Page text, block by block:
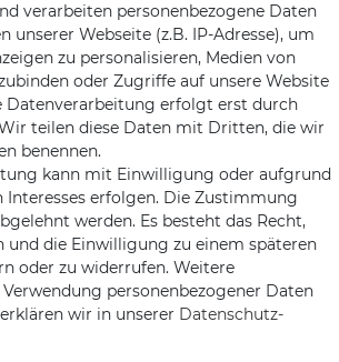
Jochim-Klindt-Str. 5
22926 Ahrensburg
auf Facebook
auf Twitter
Schnellversand auf YouTube
Schnellversand auf
Schnellversand
verarbeiten personenbezogene Daten
unserer Webseite (z.B. IP-Adresse), um
zu personalisieren, Medien von
oder Zugriffe auf unsere Website
Datenverarbeitung erfolgt erst durch
teilen diese Daten mit Dritten, die wir
benennen.
kann mit Einwilligung oder aufgrund
Interesses erfolgen. Die Zustimmung
werden. Es besteht das Recht,
und die Einwilligung zu einem späteren
oder zu widerrufen. Weitere
personenbezogener Daten
wir in unserer Daten­schutz­